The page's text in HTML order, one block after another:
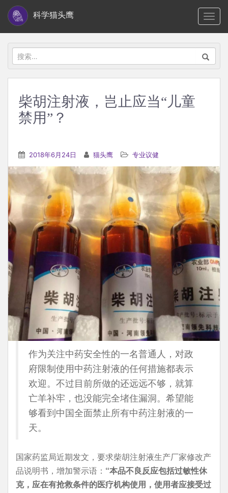
i
科学猫头鹰
搜
索：
柴胡注射液，岂止应当“儿童
禁用”？
2018年6月24日 猫头鹰 专业议健
作为关注中药安全性的一名普通人，对政
府限制使用中药注射液的任何措施都表示
欢迎。不过目前所做的还远远不够，就算
亡羊补牢，也没能完全堵住漏洞。希望能
够看到中国全面禁止所有中药注射液的一
天。
国家药监局近期发文，要求柴胡注射液生产厂家修改产
品说明书，增加警示语： “本品不良反应包括过敏性休
克，应在有抢救条件的医疗机构使用，使用者应接受过